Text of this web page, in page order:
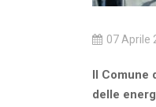
07 Aprile
Il Comune
delle